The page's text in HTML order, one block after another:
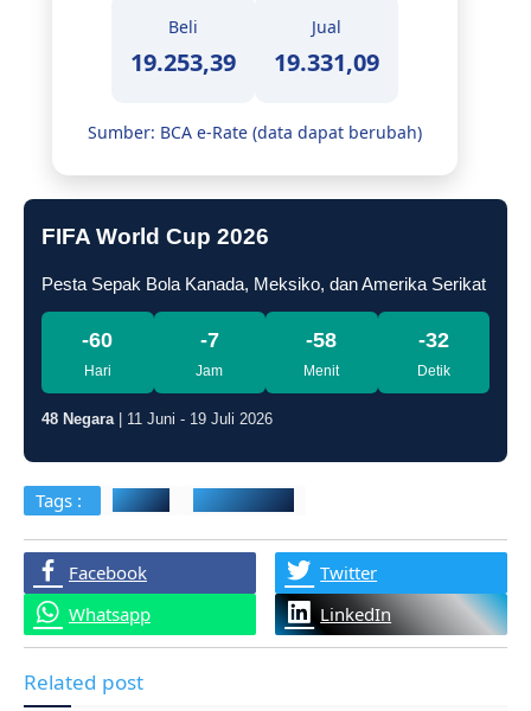
Beli
19.253,39
Jual
19.331,09
Sumber: BCA e-Rate (data dapat berubah)
FIFA World Cup 2026
Pesta Sepak Bola Kanada, Meksiko, dan Amerika Serikat
-60
Hari
-7
Jam
-58
Menit
-32
Detik
48 Negara| 11 Juni - 19 Juli 2026
Tags : 643 Kk
Facebook
Twitter
Whatsapp
LinkedIn
Related post